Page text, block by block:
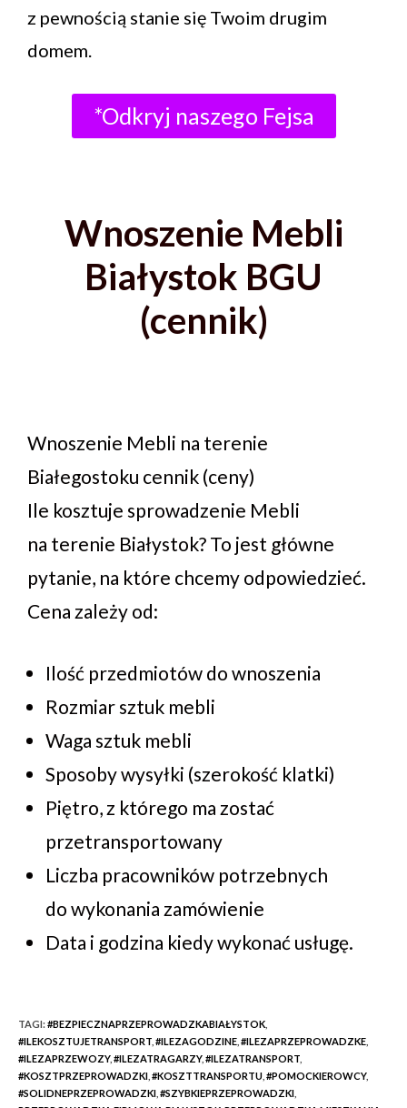
z pewnością stanie się Twoim drugim
domem.
*Odkryj naszego Fejsa
Wnoszenie Mebli
Białystok BGU
(cennik)
Wnoszenie Mebli na terenie
Białegostoku cennik (ceny)
Ile kosztuje sprowadzenie Mebli
na terenie Białystok? To jest główne
pytanie, na które chcemy odpowiedzieć.
Cena zależy od:
Ilość przedmiotów do wnoszenia
Rozmiar sztuk mebli
Waga sztuk mebli
Sposoby wysyłki (szerokość klatki)
Piętro, z którego ma zostać
przetransportowany
Liczba pracowników potrzebnych
do wykonania zamówienie
Data i godzina kiedy wykonać usługę.
TAGI:#BEZPIECZNAPRZEPROWADZKABIAŁYSTOK
#ILEKOSZTUJETRANSPORT #ILEZAGODZINE #ILEZAPRZEPROWADZKE
#ILEZAPRZEWOZY, #ILEZATRAGARZY, #ILEZATRANSPORT
#KOSZTPRZEPROWADZKI #KOSZTTRANSPORTU #POMOCKIEROWCY,
#SOLIDNEPRZEPROWADZKI #SZYBKIEPRZEPROWADZKI